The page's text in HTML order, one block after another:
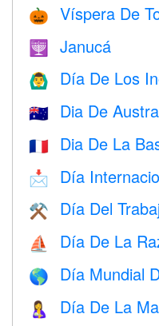
🎃 Víspera De
🕎 Janucá
🙆‍♂️ Día De Los
🇦🇺 Dia De
🇫🇷 Dia De La
📩 Día
⚒️ Día Del
⛵️ Día De La
🌎 Día Mundial
🤱 Día De La